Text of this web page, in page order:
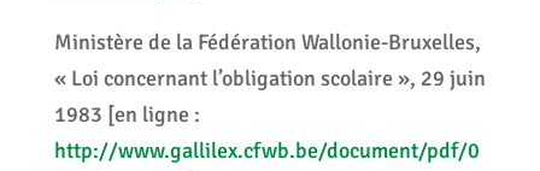
Ministère de la Fédération Wallonie-Bruxelles,
« Loi concernant l’obligation scolaire », 29 juin
1983 [en ligne :
http://www.gallilex.cfwb.be/document/pdf/0